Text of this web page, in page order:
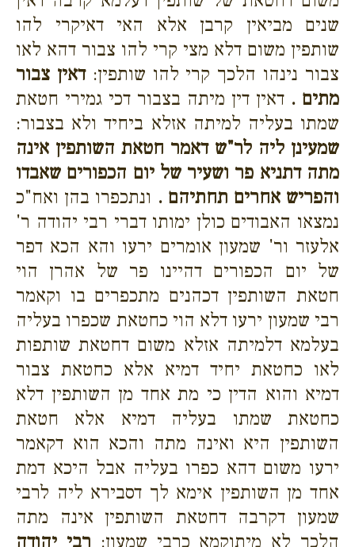
שנים מביאין קרבן אלא האי דאיקרי להו
שותפין משום דלא מצי קרי להו צבור דהא לאו
צבור נינהו הלכך קרי להו שותפין:דאין צבור
מתים . דאין דין מיתה בצבור דכי גמירי חטאת
שמתו בעליה למיתה אזלא ביחיד ולא בצבור:
שמעינן ליה לר"ש דאמר חטאת השותפין אינה
מתה דתניא פר ושעיר של יום הכפורים שאבדו
והפריש אחרים תחתיהם . ונתכפרו בהן ואח"כ
נמצאו האבודים כולן ימותו דברי רבי יהודה ר'
אלעזר ור' שמעון אומרים ירעו והא הכא דפר
של יום הכפורים דהיינו פר של אהרן הוי
חטאת השותפין דכהנים מתכפרים בו וקאמר
רבי שמעון ירעו דלא הוי כחטאת שכפרו בעליה
בעלמא דלמיתה אזלא משום דחטאת שותפות
לאו כחטאת יחיד דמיא אלא כחטאת צבור
דמיא והוא הדין כי מת אחד מן השותפין דלא
כחטאת שמתו בעליה דמיא אלא חטאת
השותפין היא ואינה מתה והכא הוא דקאמר
ירעו משום דהא כפרו בעליה אבל היכא דמת
אחד מן השותפין אימא לך דסבירא ליה לרבי
שמעון דקרבה דחטאת השותפין אינה מתה
הלכך לא מיתוקמא כרבי שמעון: רבי יהודה